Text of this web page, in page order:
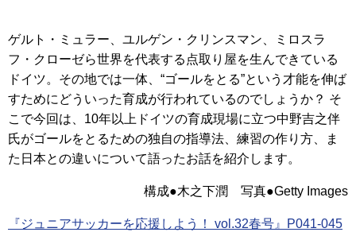
ゲルト・ミュラー、ユルゲン・クリンスマン、ミロスラ
フ・クローゼら世界を代表する点取り屋を生んできている
ドイツ。その地では一体、“ゴールをとる”という才能を伸ば
すためにどういった育成が行われているのでしょうか？ そ
こで今回は、10年以上ドイツの育成現場に立つ中野吉之伴
氏がゴールをとるための独自の指導法、練習の作り方、ま
た日本との違いについて語ったお話を紹介します。
構成●木之下潤 写真●Getty Images
『ジュニアサッカーを応援しよう！ vol.32春号』P041-045